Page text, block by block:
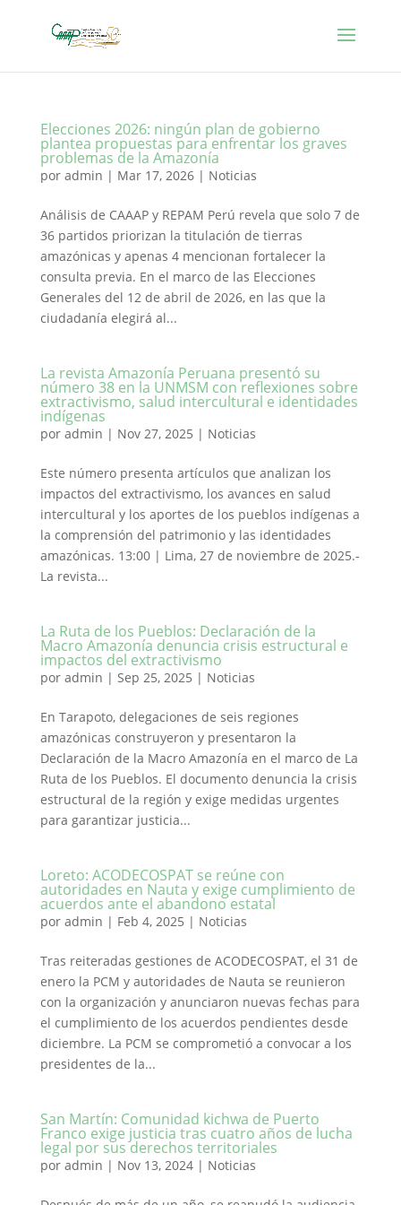
Elecciones 2026: ningún plan de gobierno
plantea propuestas para enfrentar los graves
problemas de la Amazonía
por admin | Mar 17, 2026| Noticias
Análisis de CAAAP y REPAM Perú revela que solo 7 de
36 partidos priorizan la titulación de tierras
amazónicas y apenas 4 mencionan fortalecer la
consulta previa. En el marco de las Elecciones
Generales del 12 de abril de 2026, en las que la
ciudadanía elegirá al...
La revista Amazonía Peruana presentó su
número 38 en la UNMSM con reflexiones sobre
extractivismo, salud intercultural e identidades
indígenas
por admin | Nov 27, 2025 | Noticias
Este número presenta artículos que analizan los
impactos del extractivismo, los avances en salud
intercultural y los aportes de los pueblos indígenas a
la comprensión del patrimonio y las identidades
amazónicas. 13:00 | Lima, 27 de noviembre de 2025.-
La revista...
La Ruta de los Pueblos: Declaración de la
Macro Amazonía denuncia crisis estructural e
impactos del extractivismo
por admin | Sep 25, 2025 | Noticias
En Tarapoto, delegaciones de seis regiones
amazónicas construyeron y presentaron la
Declaración de la Macro Amazonía en el marco de La
Ruta de los Pueblos. El documento denuncia la crisis
estructural de la región y exige medidas urgentes
para garantizar justicia...
Loreto: ACODECOSPAT se reúne con
autoridades en Nauta y exige cumplimiento de
acuerdos ante el abandono estatal
por admin | Feb 4, 2025 | Noticias
Tras reiteradas gestiones de ACODECOSPAT, el 31 de
enero la PCM y autoridades de Nauta se reunieron
con la organización y anunciaron nuevas fechas para
el cumplimiento de los acuerdos pendientes desde
diciembre. La PCM se comprometió a convocar a los
presidentes de la...
San Martín: Comunidad kichwa de Puerto
Franco exige justicia tras cuatro años de lucha
legal por sus derechos territoriales
por admin | Nov 13, 2024| Noticias